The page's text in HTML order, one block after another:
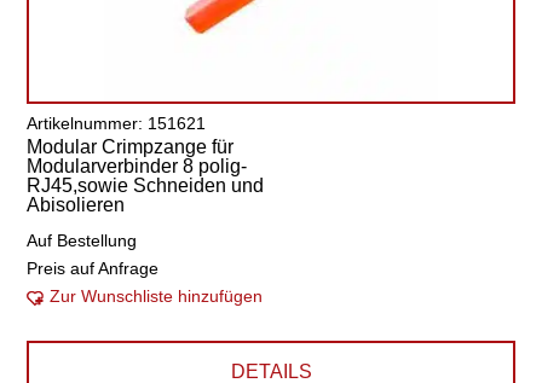
Artikelnummer: 151621
Modular Crimpzange für
Modularverbinder 8 polig-
RJ45,sowie Schneiden und
Abisolieren
Auf Bestellung
Preis auf Anfrage
Zur Wunschliste hinzufügen
DETAILS